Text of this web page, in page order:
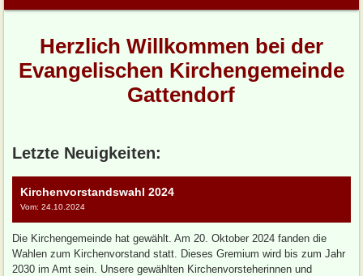
Herzlich Willkommen bei der
Evangelischen Kirchengemeinde
Gattendorf
Letzte Neuigkeiten:
Kirchenvorstandswahl 2024
Vom: 24.10.2024
Die Kirchengemeinde hat gewählt. Am 20. Oktober 2024 fanden die
Wahlen zum Kirchenvorstand statt. Dieses Gremium wird bis zum Jahr
2030 im Amt sein. Unsere gewählten Kirchenvorsteherinnen und